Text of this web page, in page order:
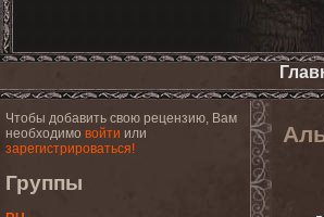
Чтобы добавить свою рецензию, Вам
необходимо войти или
зарегистрироваться!
Группы